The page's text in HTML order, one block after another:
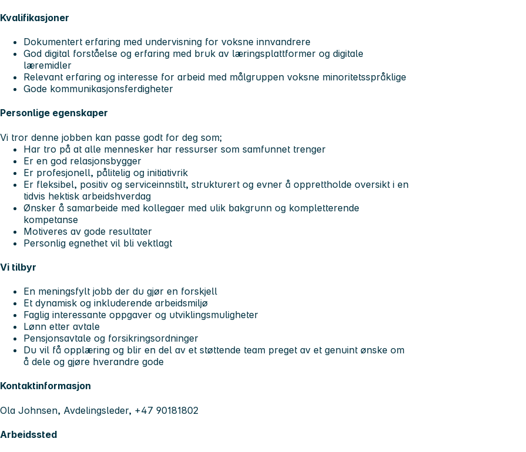
Kvalifikasjoner
Dokumentert erfaring med undervisning for voksne innvandrere
God digital forståelse og erfaring med bruk av læringsplattformer og digitale
læremidler
Relevant erfaring og interesse for arbeid med målgruppen voksne minoritetsspråklige
Gode kommunikasjonsferdigheter
Personlige egenskaper
Vi tror denne jobben kan passe godt for deg som;
Har tro på at alle mennesker har ressurser som samfunnet trenger
Er en god relasjonsbygger
Er profesjonell, pålitelig og initiativrik
Er fleksibel, positiv og serviceinnstilt, strukturert og evner å opprettholde oversikt i en
tidvis hektisk arbeidshverdag
Ønsker å samarbeide med kollegaer med ulik bakgrunn og kompletterende
kompetanse
Motiveres av gode resultater
Personlig egnethet vil bli vektlagt
Vi tilbyr
En meningsfylt jobb der du gjør en forskjell
Et dynamisk og inkluderende arbeidsmiljø
Faglig interessante oppgaver og utviklingsmuligheter
Lønn etter avtale
Pensjonsavtale og forsikringsordninger
Du vil få opplæring og blir en del av et støttende team preget av et genuint ønske om
å dele og gjøre hverandre gode
Kontaktinformasjon
Ola Johnsen, Avdelingsleder, +47 90181802
Arbeidssted